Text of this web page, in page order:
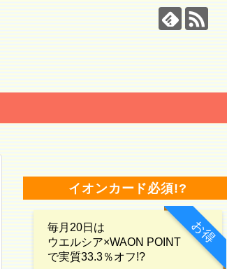
イオンカード必須!?
お得
毎月20日は
ウエルシア×WAON POINT
で実質33.3％オフ!?